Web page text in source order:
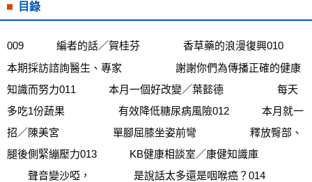
目錄
009　        編者的話／賀桂芬　　        香草藥的浪漫復興010
本期採訪諮詢醫生、專家　        　　謝謝你們為傳播正確的健康
知識而努力011　        本月一個好改變／葉懿德　　　        每天
多吃1份蔬果　        　　有效降低糖尿病風險012　        本月就一
招／陳美宮　        　　單腳屈膝坐姿前彎　        　　釋放臀部、
腿後側緊繃壓力013　        KB健康相談室／康健知識庫
聲音變沙啞，        　　是說話太多還是咽喉癌？014